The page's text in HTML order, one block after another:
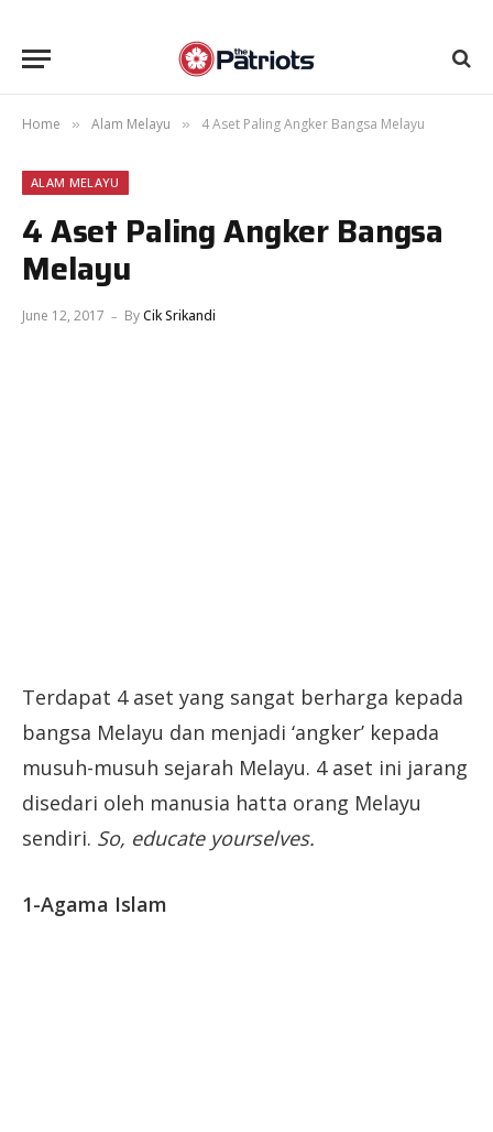
Home » Alam Melayu » 4 Aset Paling Angker Bangsa Melayu
ALAM MELAYU
4 Aset Paling Angker Bangsa
Melayu
June 12, 2017 ByCik Srikandi
Terdapat 4 aset yang sangat berharga kepada
bangsa Melayu dan menjadi ‘angker’ kepada
musuh-musuh sejarah Melayu. 4 aset ini jarang
disedari oleh manusia hatta orang Melayu
sendiri. So, educate yourselves.
1-Agama Islam